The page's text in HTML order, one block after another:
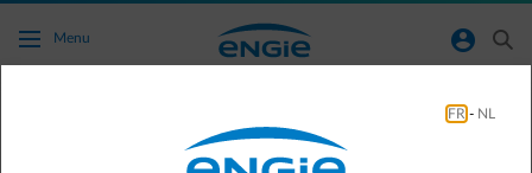
Ga naar de hoofdinhoud
Menu normal-account-circle search
Wanneer geldt het daltarief?
FR - NL